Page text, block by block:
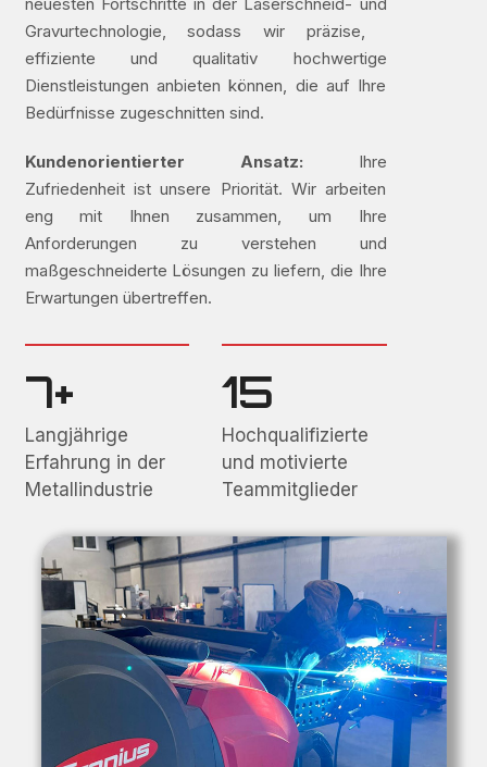
Gravurtechnologie, sodass wir präzise, ​​
effiziente und qualitativ hochwertige
Dienstleistungen anbieten können, die auf Ihre
Bedürfnisse zugeschnitten sind.
Kundenorientierter Ansatz: Ihre
Zufriedenheit ist unsere Priorität. Wir arbeiten
eng mit Ihnen zusammen, um Ihre
Anforderungen zu verstehen und
maßgeschneiderte Lösungen zu liefern, die Ihre
Erwartungen übertreffen.
7+
Langjährige
Erfahrung in der
Metallindustrie
15
Hochqualifizierte
und motivierte
Teammitglieder